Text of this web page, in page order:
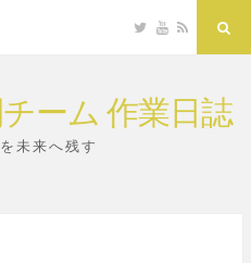
Twitter
YouTube
RSS
ーム 作業日誌
未来へ残す